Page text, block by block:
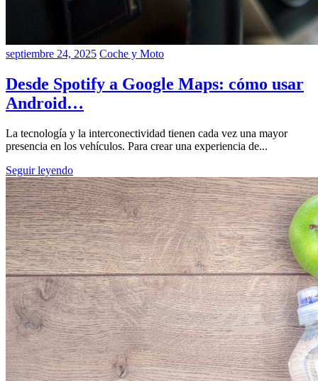
septiembre 24, 2025 Coche y Moto
Desde Spotify a Google Maps: cómo usar
Android…
La tecnología y la interconectividad tienen cada vez una mayor
presencia en los vehículos. Para crear una experiencia de...
Seguir leyendo